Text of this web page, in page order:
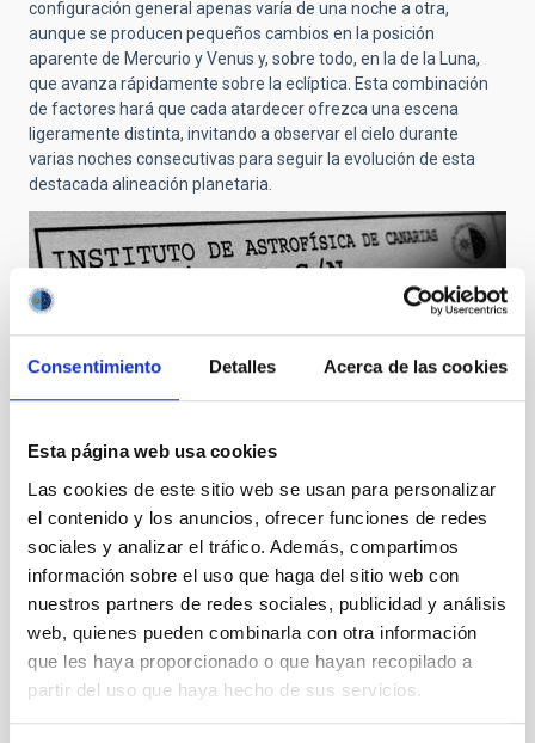
Consentimiento Detalles Acerca de las cookies
Esta página web usa cookies
Las cookies de este sitio web se usan para personalizar
el contenido y los anuncios, ofrecer funciones de redes
sociales y analizar el tráfico. Además, compartimos
información sobre el uso que haga del sitio web con
nuestros partners de redes sociales, publicidad y análisis
web, quienes pueden combinarla con otra información
que les haya proporcionado o que hayan recopilado a
partir del uso que haya hecho de sus servicios.
configuración general apenas varía de una noche a otra,
aunque se producen pequeños cambios en la posición
aparente de Mercurio y Venus y, sobre todo, en la de la Luna,
que avanza rápidamente sobre la eclíptica. Esta combinación
de factores hará que cada atardecer ofrezca una escena
ligeramente distinta, invitando a observar el cielo durante
varias noches consecutivas para seguir la evolución de esta
destacada alineación planetaria.
Entradas recientes
El evento del 12 de agosto en Palencia se suma a la
iniciativa Eclipse Inclusivo
Cómo los eclipses nos enseñaron a ser libres
El proyecto NATE en Palencia: un evento multicultural
Los puntos calientes del eclipse en Palencia
Del primer contacto a las perlas de Baily para llegar a la
corona, las cuatro fases del Eclipse Total de Sol
Categorías